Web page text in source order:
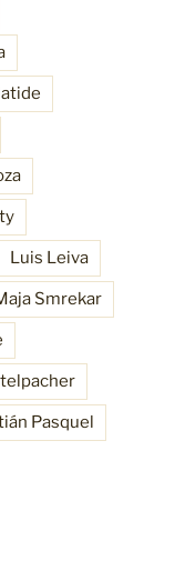
Luis Leiva
Smrekar
Pasquel